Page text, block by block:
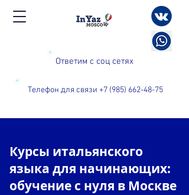
Телефон для связи +7 (985) 662-48-75
Ответим с соц сетях
Курсы итальянского
языка для начинающих:
обучение с нуля в Москве